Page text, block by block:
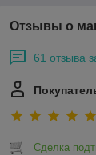
Отзывы о
61 отзыва
Сделка